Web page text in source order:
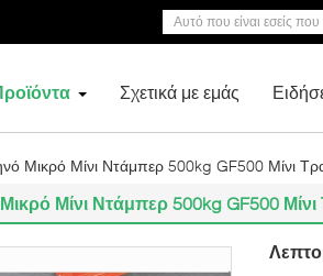
Σχετικά με εμάς
Μικρό Μίνι Ντάμπερ 500kg GF500 Μίνι
Μίνι Ντάμπερ 500kg GF500